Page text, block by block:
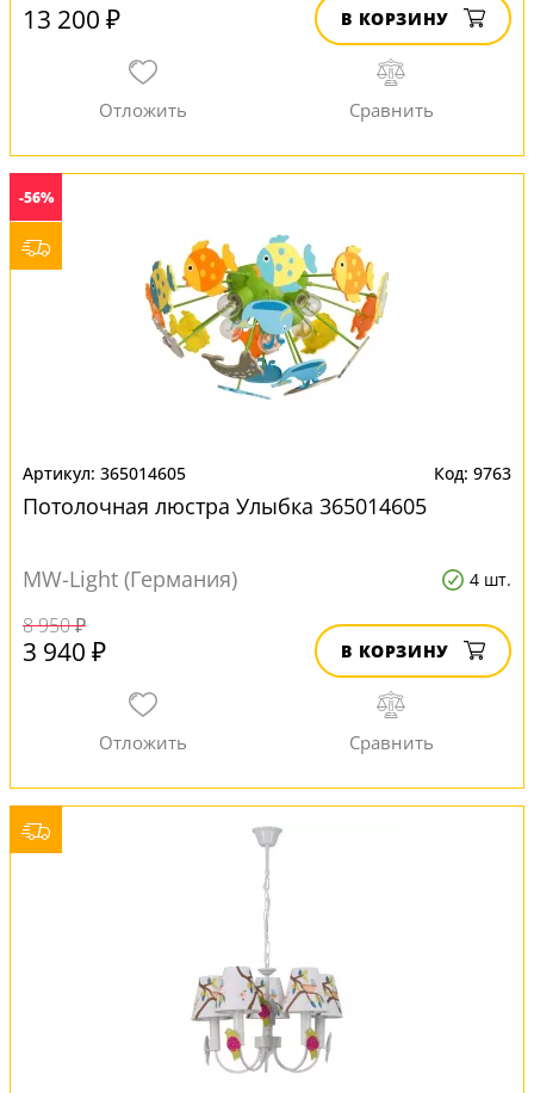
13 200 ₽ В КОРЗИНУ
-56%
365014605 9763
Потолочная люстра Улыбка 365014605
MW-Light (Германия) 4 шт.
8 950 ₽
3 940 ₽ В КОРЗИНУ